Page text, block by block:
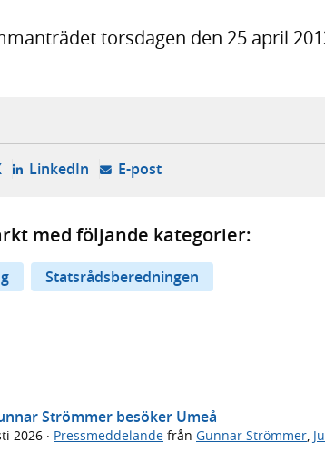
torsdagen den 25 april
i ny flik, extern webbplats,
- öppnas i ny flik, extern webbplats,
LinkedIn- öppnas i ny flik, extern webbplats,
E-post- öppnar din e-
med följande kategorier:
Statsrådsberedningen
Strömmer besöker Umeå
2026 · Pressmeddelande från Gunnar Strömmer,